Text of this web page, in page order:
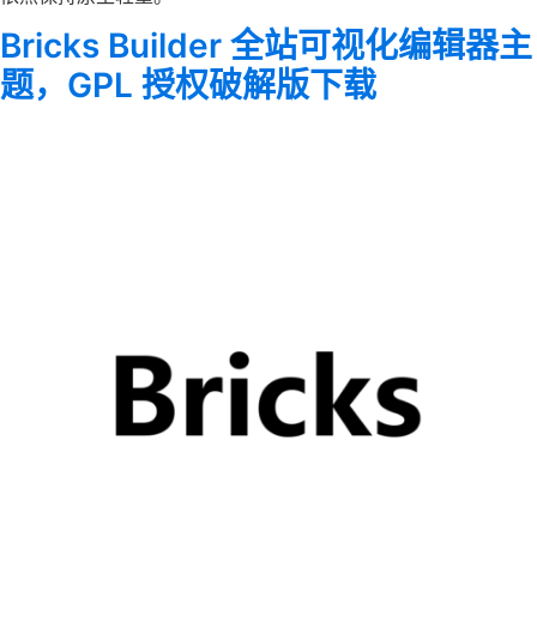
Bricks Builder 全站可视化编辑器主
题，GPL 授权破解版下载